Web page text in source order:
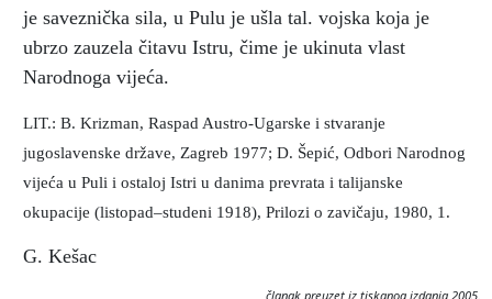
je saveznička sila, u Pulu je ušla tal. vojska koja je
ubrzo zauzela čitavu Istru, čime je ukinuta vlast
Narodnoga vijeća.
LIT.: B. Krizman, Raspad Austro-Ugarske i stvaranje
jugoslavenske države, Zagreb 1977; D. Šepić, Odbori Narodnog
vijeća u Puli i ostaloj Istri u danima prevrata i talijanske
okupacije (listopad–studeni 1918), Prilozi o zavičaju, 1980, 1.
G. Kešac
članak preuzet iz tiskanog izdanja 2005.